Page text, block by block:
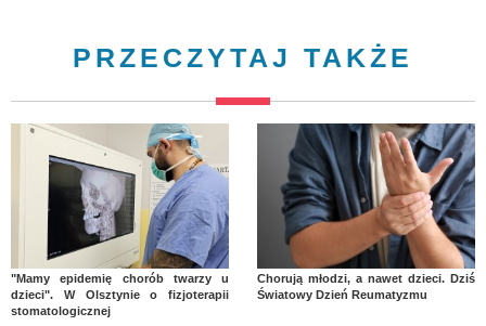
PRZECZYTAJ TAKŻE
"Mamy epidemię chorób twarzy u
dzieci". W Olsztynie o fizjoterapii
stomatologicznej
Chorują młodzi, a nawet dzieci. Dziś
Światowy Dzień Reumatyzmu